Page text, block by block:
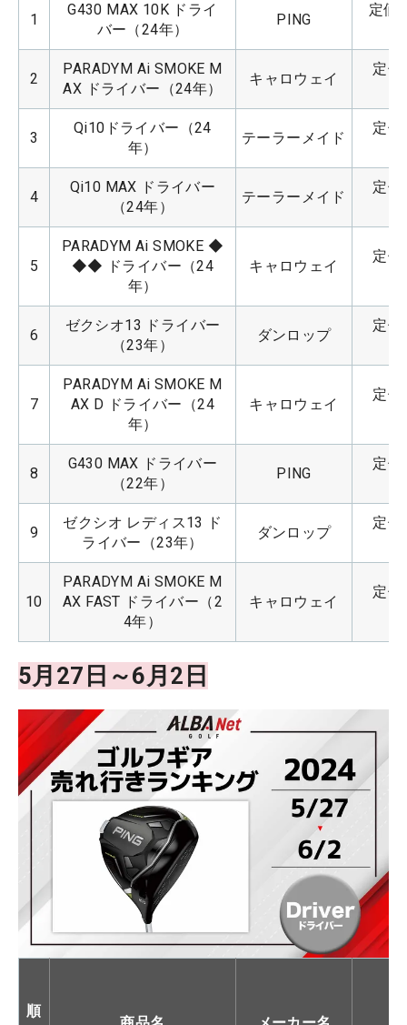
1
G430 MAX 10K ドライ
バー（24年）
PING
定価
2
PARADYM Ai SMOKE M
AX ドライバー（24年）
キャロウェイ
定価
3
Qi10ドライバー（24
年）
テーラーメイド
定価
4
Qi10 MAX ドライバー
（24年）
テーラーメイド
定価
5
PARADYM Ai SMOKE ◆
◆◆ ドライバー（24
年）
キャロウェイ
定価
6
ゼクシオ13 ドライバー
（23年）
ダンロップ
定価
7
PARADYM Ai SMOKE M
AX D ドライバー（24
年）
キャロウェイ
定価
8
G430 MAX ドライバー
（22年）
PING
定価
9
ゼクシオ レディス13 ド
ライバー（23年）
ダンロップ
定価
10
PARADYM Ai SMOKE M
AX FAST ドライバー（2
4年）
キャロウェイ
定価
5月27日～6月2日
順